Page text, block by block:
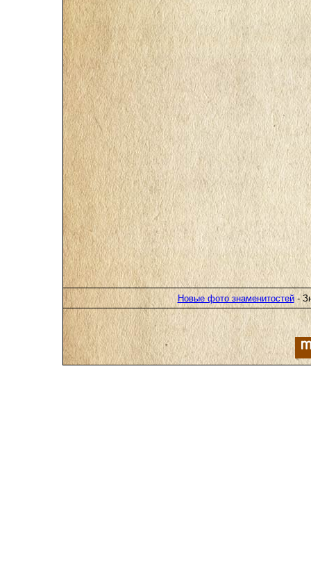
Новые фото знаменитостей-